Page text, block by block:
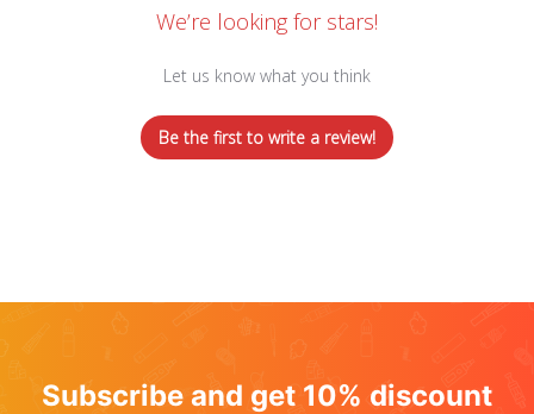
We’re looking for stars!
Let us know what you think
Be the first to write a review!
Subscribe and get 10% discount